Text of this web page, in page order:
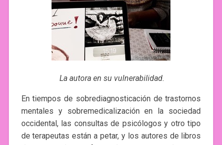
La autora en su vulnerabilidad.
En tiempos de sobrediagnosticación de trastornos
mentales y sobremedicalización en la sociedad
occidental, las consultas de psicólogos y otro tipo
de terapeutas están a petar, y los autores de libros